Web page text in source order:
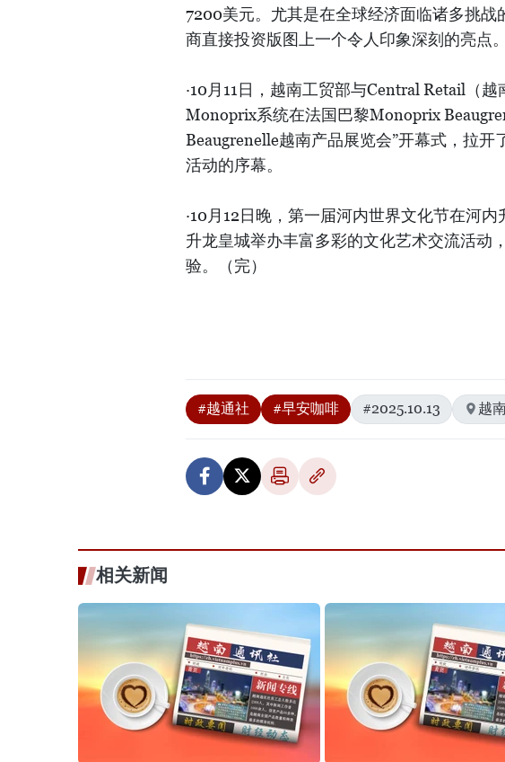
7200美元。尤其是在全球经济面临诸多挑
商直接投资版图上一个令人印象深刻的亮点。
·10月11日，越南工贸部与Central Retail（
Monoprix系统在法国巴黎Monoprix
Beaugrenelle越南产品展览会”开幕式，拉
活动的序幕。
·10月12日晚，第一届河内世界文化节在河内
升龙皇城举办丰富多彩的文化艺术交流活动
验。（完）
#越通社 #早安咖啡 #2025.10.13 越
相关新闻